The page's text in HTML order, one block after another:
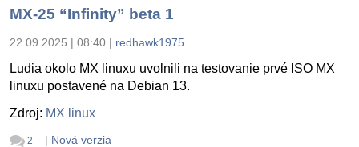
MX-25 “Infinity” beta 1
22.09.2025 | 08:40 | redhawk1975
Ludia okolo MX linuxu uvolnili na testovanie prvé ISO MX
linuxu postavené na Debian 13.
Zdroj: MX linux
2 | Nová verzia